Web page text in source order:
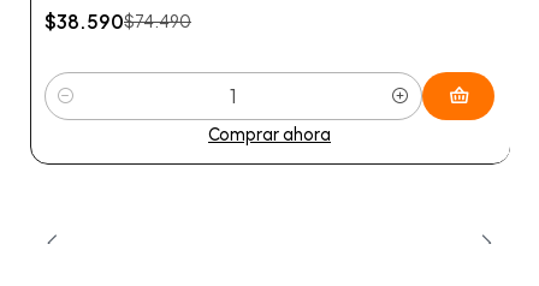
$38.590$74.490
Cantidad
Comprar ahora